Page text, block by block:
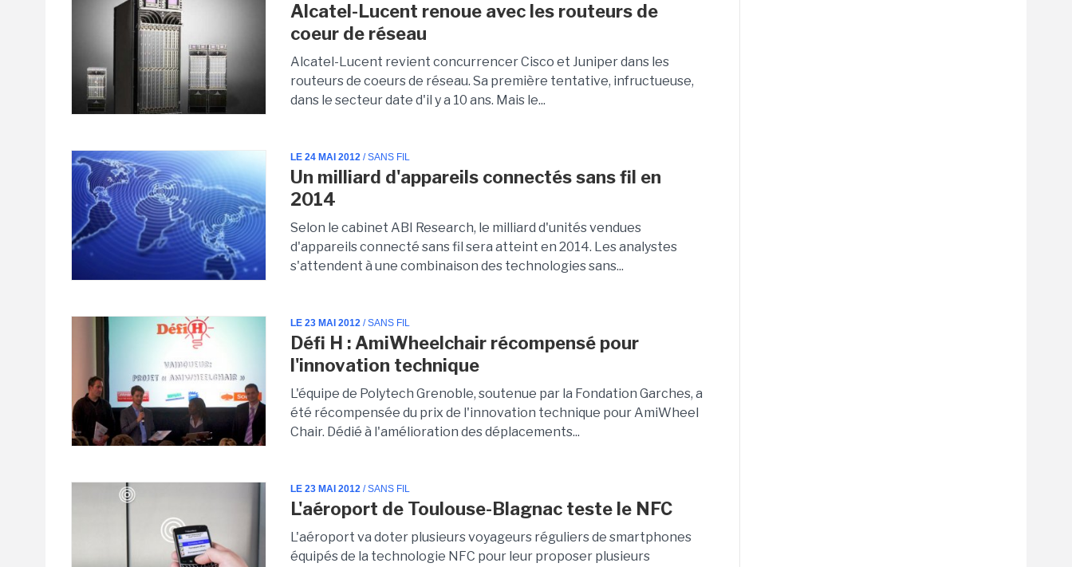
Alcatel-Lucent renoue avec les routeurs de
coeur de réseau
Alcatel-Lucent revient concurrencer Cisco et Juniper dans les
routeurs de coeurs de réseau. Sa première tentative, infructueuse,
dans le secteur date d'il y a 10 ans. Mais le...
LE 24 MAI 2012 / SANS FIL
Un milliard d'appareils connectés sans fil en
2014
Selon le cabinet ABI Research, le milliard d'unités vendues
d'appareils connecté sans fil sera atteint en 2014. Les analystes
s'attendent à une combinaison des technologies sans...
LE 23 MAI 2012 / SANS FIL
Défi H : AmiWheelchair récompensé pour
l'innovation technique
L'équipe de Polytech Grenoble, soutenue par la Fondation Garches, a
été récompensée du prix de l'innovation technique pour AmiWheel
Chair. Dédié à l'amélioration des déplacements...
LE 23 MAI 2012 / SANS FIL
L'aéroport de Toulouse-Blagnac teste le NFC
L'aéroport va doter plusieurs voyageurs réguliers de smartphones
équipés de la technologie NFC pour leur proposer plusieurs